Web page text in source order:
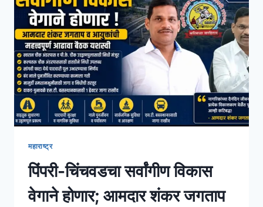
महाराष्ट्र
पिंपरी-चिंचवडचा सर्वांगीण विकास
वेगाने होणार; आमदार शंकर जगताप